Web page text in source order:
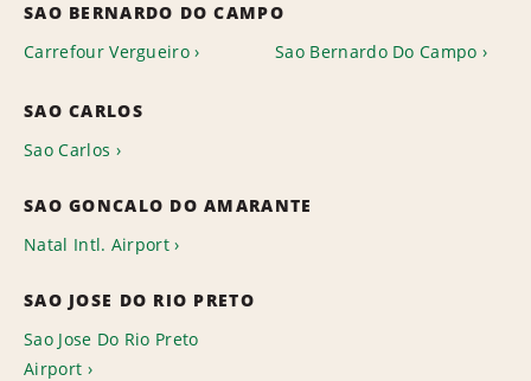
SAO BERNARDO DO CAMPO
Carrefour Vergueiro
Sao Bernardo Do Campo
SAO CARLOS
Sao Carlos
SAO GONCALO DO AMARANTE
Natal Intl. Airport
SAO JOSE DO RIO PRETO
Sao Jose Do Rio Preto
Airport